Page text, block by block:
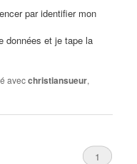
par identifier mon
données et je tape la
avecchristiansueur,
1